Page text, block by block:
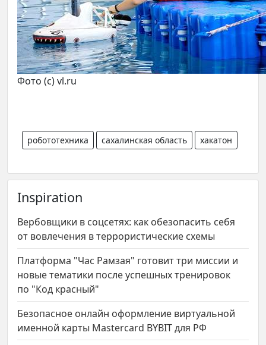
Фото (с) vl.ru
робототехника сахалинская область хакатон
Inspiration
Вербовщики в соцсетях: как обезопасить себя
от вовлечения в террористические схемы
Платформа "Час Рамзая" готовит три миссии и
новые тематики после успешных тренировок
по "Код красный"
Безопасное онлайн оформление виртуальной
именной карты Mastercard BYBIT для РФ